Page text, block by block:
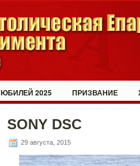
ЮБИЛЕЙ 2025 ПРИЗВАНИЕ
SONY DSC
29 августа, 2015